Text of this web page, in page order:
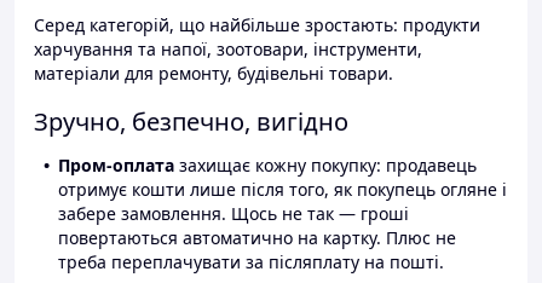
Серед категорій, що найбільше зростають: продукти
харчування та напої, зоотовари, інструменти,
матеріали для ремонту, будівельні товари.
Зручно, безпечно, вигідно
Пром-оплата захищає кожну покупку: продавець
отримує кошти лише після того, як покупець огляне і
забере замовлення. Щось не так — гроші
повертаються автоматично на картку. Плюс не
треба переплачувати за післяплату на пошті.